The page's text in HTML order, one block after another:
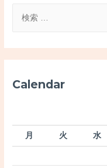
象
Calendar
月 火 水